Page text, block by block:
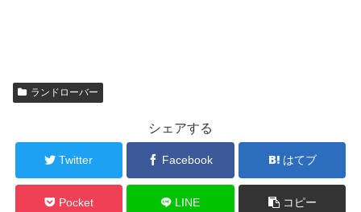
ランドローバー
シェアする
Twitter Facebook はてブ
Pocket LINE コピー